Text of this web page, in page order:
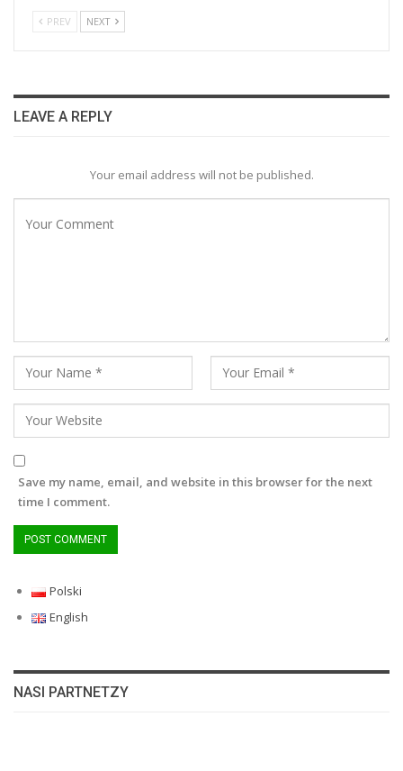
PREV NEXT
LEAVE A REPLY
Your email address will not be published.
Save my name, email, and website in this browser for the next
time I comment.
Polski
English
NASI PARTNETZY